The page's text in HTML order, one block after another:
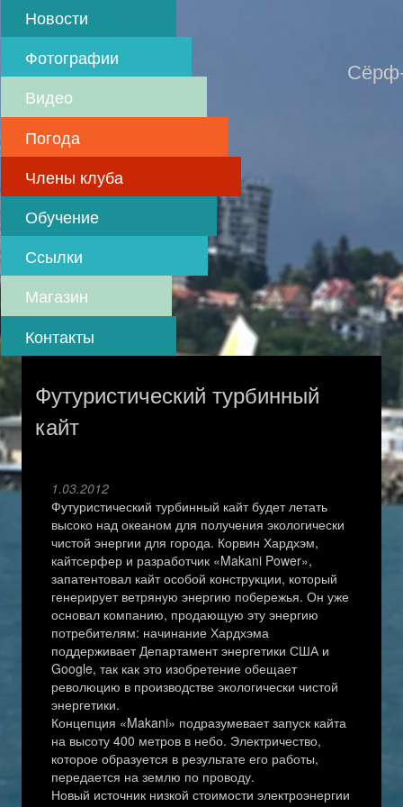
content
Новости
Фотографии
Видео
Погода
Члены клуба
Обучение
Ссылки
Магазин
Контакты
Футуристический турбинный
кайт
1.03.2012
Футуристический турбинный кайт будет летать
высоко над океаном для получения экологически
чистой энергии для города. Корвин Хардхэм,
кайтсерфер и разработчик «Makani Power»,
запатентовал кайт особой конструкции, который
генерирует ветряную энергию побережья. Он уже
основал компанию, продающую эту энергию
потребителям: начинание Хардхэма
поддерживает Департамент энергетики США и
Google, так как это изобретение обещает
революцию в производстве экологически чистой
энергетики.
Концепция «Makani» подразумевает запуск кайта
на высоту 400 метров в небо. Электричество,
которое образуется в результате его работы,
передается на землю по проводу.
Новый источник низкой стоимости электроэнергии